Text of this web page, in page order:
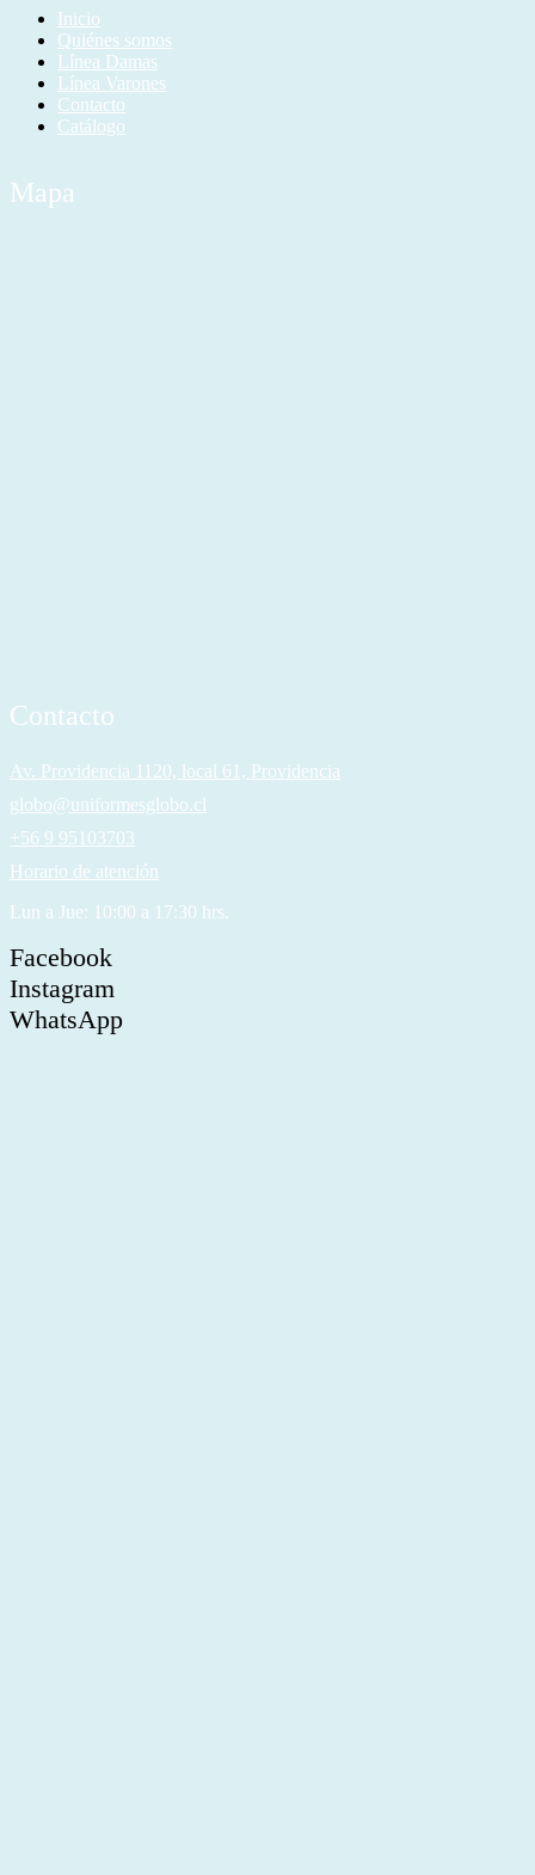
Inicio
Quiénes somos
Línea Damas
Línea Varones
Contacto
Catálogo
Mapa
Contacto
Av. Providencia 1120, local 61, Providencia
globo@uniformesglobo.cl
+56 9 95103703
Horario de atención
Lun a Jue: 10:00 a 17:30 hrs.
Facebook
Instagram
WhatsApp